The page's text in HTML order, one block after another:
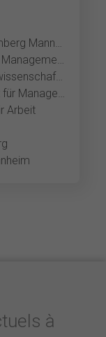
Duale Hochschule Baden-Württemberg Mannheim
FOM Hochschule für Ökonomie & Management Mannheim
GESIS - Leibniz-Institut für Sozialwissenschaften
HdWM Hochschule der Wirtschaft für Management Mannheim
Arbeit
à